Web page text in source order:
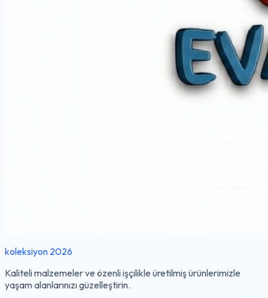
koleksiyon 2026
Kaliteli malzemeler ve özenli işçilikle üretilmiş ürünlerimizle
yaşam alanlarınızı güzelleştirin.